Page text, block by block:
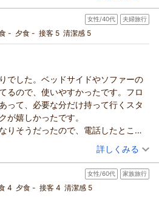
ます。
心よりお待ち申し上げておりま
（返信日：2026/08/03）
いた中で、ジュニアスイートのお
在にご満足いただけたご様子を大
お部屋の広さやベッド、窓からの
たりとお過ごしいただけたようで
います。当ホテルは帯広駅や繁華
お客様はもちろん、公共交通機関
ご利用いただける立地が特徴でご
含め、ご旅行を満喫いただけたよ
足いただけたとのお言葉をありがと
いてからご用意しておりますが、
便やご緊張をお掛けしてしまい申
達旅行)
ルウィーク】旅行や出張にもおすすめ♪シ
ダブル 朝のみ
人一人あたり/税込)
らの返信
帯広駅前をご利用いただき、また
お寄せいただきまして誠にありが
お言葉を頂戴し、スタッフ一同、大
華街へのアクセスの良さも多くの
りますが、ご滞在中は立地面でも
い、嬉しく拝読いたしました。
女性/40代 夫婦旅行
- 夕食 - 接客 5 清潔感 5
でした。ベッドサイドやソファーの
るので、使いやすかったです。フロ
って、必要な分だけ持って行くスタ
が嬉しかったです。
りそうだったので、電話したところ
していただいたので、スムーズにい
たいと思います。ありがとうござい
（投稿日：2026/07/26）
婦旅行)
返金不可】特別料金＆ポイント6%でお得に
詳しくみる
女性/60代 家族旅行
4 夕食 - 接客 4 清潔感 5